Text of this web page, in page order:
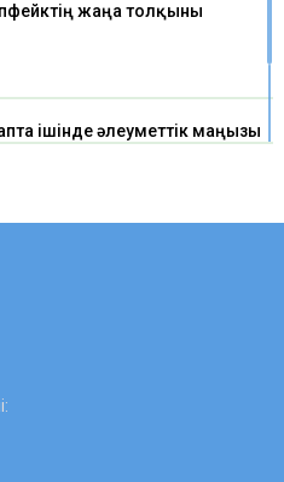
жаңа толқыны
апта ішінде әлеуметтік маңызы